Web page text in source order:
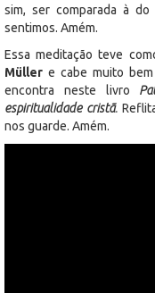
sim, ser comparada à
sentimos. Amém.
Essa meditação teve
Müller e cabe muito
encontra neste livro
espiritualidade cristã.
nos guarde. Amém.